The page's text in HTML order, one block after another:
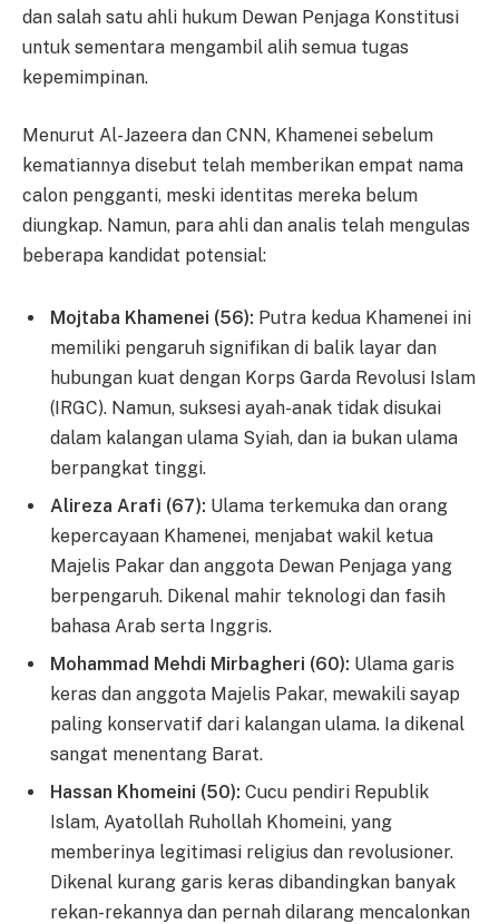
dan salah satu ahli hukum Dewan Penjaga Konstitusi
untuk sementara mengambil alih semua tugas
kepemimpinan.
Menurut Al-Jazeera dan CNN, Khamenei sebelum
kematiannya disebut telah memberikan empat nama
calon pengganti, meski identitas mereka belum
diungkap. Namun, para ahli dan analis telah mengulas
beberapa kandidat potensial:
Mojtaba Khamenei (56): Putra kedua Khamenei ini
memiliki pengaruh signifikan di balik layar dan
hubungan kuat dengan Korps Garda Revolusi Islam
(IRGC). Namun, suksesi ayah-anak tidak disukai
dalam kalangan ulama Syiah, dan ia bukan ulama
berpangkat tinggi.
Alireza Arafi (67): Ulama terkemuka dan orang
kepercayaan Khamenei, menjabat wakil ketua
Majelis Pakar dan anggota Dewan Penjaga yang
berpengaruh. Dikenal mahir teknologi dan fasih
bahasa Arab serta Inggris.
Mohammad Mehdi Mirbagheri (60): Ulama garis
keras dan anggota Majelis Pakar, mewakili sayap
paling konservatif dari kalangan ulama. Ia dikenal
sangat menentang Barat.
Hassan Khomeini (50): Cucu pendiri Republik
Islam, Ayatollah Ruhollah Khomeini, yang
memberinya legitimasi religius dan revolusioner.
Dikenal kurang garis keras dibandingkan banyak
rekan-rekannya dan pernah dilarang mencalonkan